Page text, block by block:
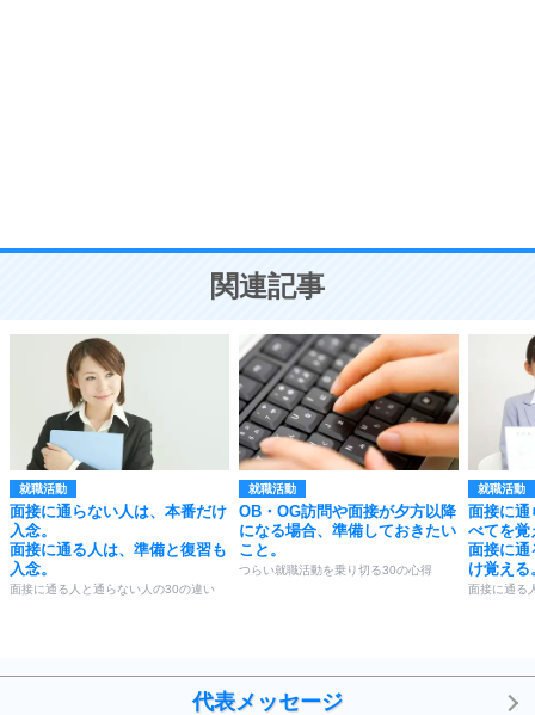
ことが大切。
関連記事
就職活動
面接に通らない人は、本番だけ
入念。
面接に通る人は、準備と復習も
入念。
面接に通る人と通らない人の30の違い
就職活動
OB・OG訪問や面接が夕方以降
になる場合、準備しておきたい
こと。
つらい就職活動を乗り切る30の心得
就職活動
面接に通
べてを覚
面接に通
け覚える
面接に通る
代表メッセージ